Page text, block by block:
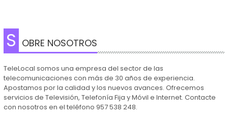
S OBRE NOSOTROS
TeleLocal somos una empresa del sector de las
telecomunicaciones con más de 30 años de experiencia.
Apostamos por la calidad y los nuevos avances. Ofrecemos
servicios de Televisión, Telefonía Fija y Móvil e Internet. Contacte
con nosotros en el teléfono 957 538 248.